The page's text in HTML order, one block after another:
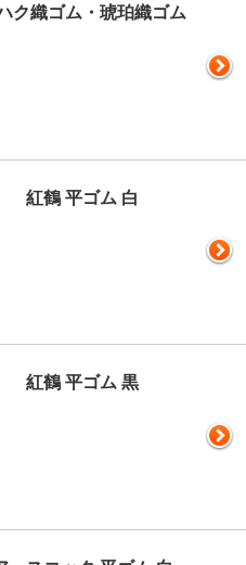
ク織ゴム・琥珀織ゴム
紅鶴 平ゴム 白
紅鶴 平ゴム 黒